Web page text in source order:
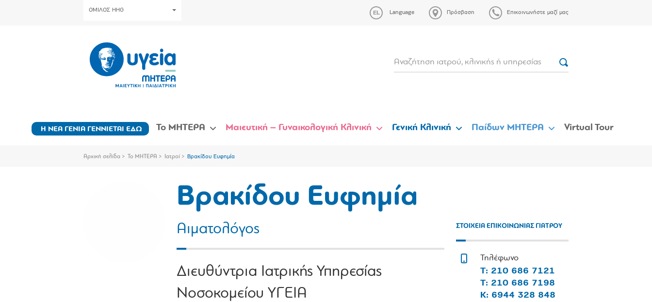
ΟΜΙΛΟΣ HHG Language Πρόσβαση Επικοινωνήστε μαζί μας
Η ΝΕΑ ΓΕΝΙΑ ΓΕΝΝΙΕΤΑΙ ΕΔΩ Το ΜΗΤΕΡΑ Μαιευτική – Γυναικολογική Κλινική Γενική Κλινική Παίδων ΜΗΤΕΡΑ Virtual Tour
Αρχική σελίδα Το ΜΗΤΕΡΑ Ιατροί Βρακίδου Ευφημία
Βρακίδου Ευφημία
Αιματολόγος
Διευθύντρια Ιατρικής Υπηρεσίας
Νοσοκομείου ΥΓΕΙΑ
ΣΤΟΙΧΕΙΑ ΕΠΙΚΟΙΝΩΝΙΑΣ ΓΙΑΤΡΟΥ
Τηλέφωνο
Τ: 210 686 7121
Τ: 210 686 7198
Κ: 6944 328 848